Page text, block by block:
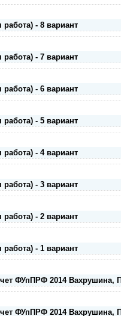
работа) - 8 вариант
работа) - 7 вариант
работа) - 6 вариант
работа) - 5 вариант
работа) - 4 вариант
работа) - 3 вариант
работа) - 2 вариант
работа) - 1 вариант
ФУпПРФ 2014 Вахрушина,
ФУпПРФ 2014 Вахрушина,